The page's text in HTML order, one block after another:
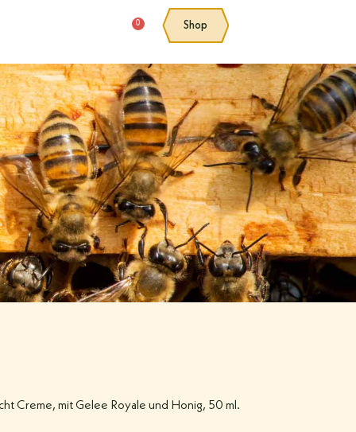
0 Shop
Creme, mit Gelee Royale und Honig, 50 ml.